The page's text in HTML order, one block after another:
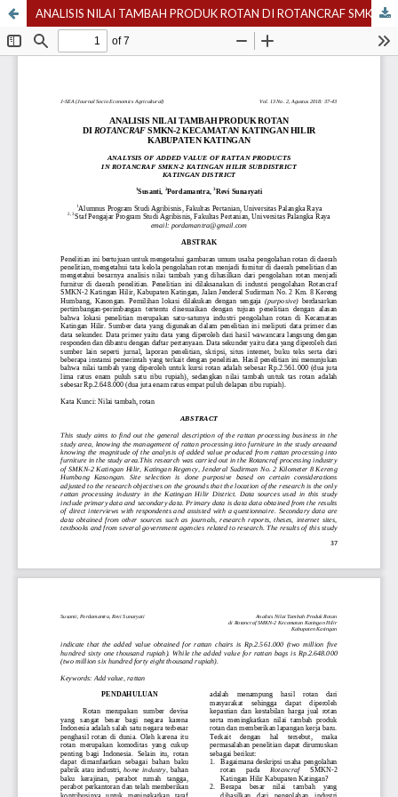
ANALISIS NILAI TAMBAH PRODUK ROTAN DI ROTANCRAF SMKN-2 KECAMATAN KATINGAN HILIR KABUPATEN KATINGAN